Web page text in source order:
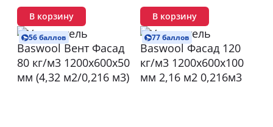
В корзину В корзину
56 баллов 77 баллов